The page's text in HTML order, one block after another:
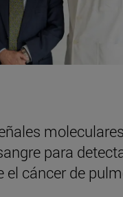
para
el cáncer de